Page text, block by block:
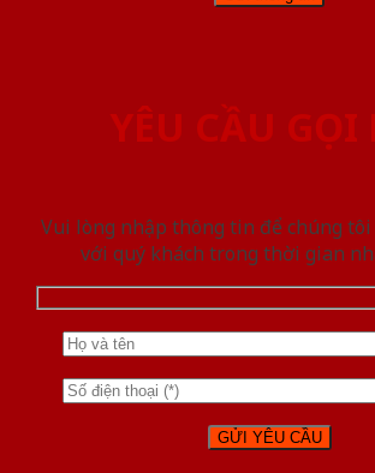
YÊU CẦU GỌI
Vui lòng nhập thông tin để chúng
với quý khách trong thời gian